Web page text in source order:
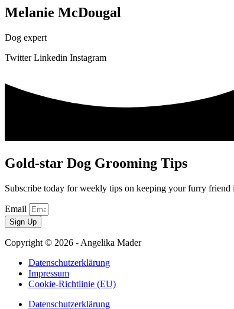
Melanie McDougal
Dog expert
Twitter Linkedin Instagram
Gold-star Dog Grooming Tips
Subscribe today for weekly tips on keeping your furry friend
Email
Sign Up
Copyright © 2026 - Angelika Mader
Datenschutzerklärung
Impressum
Cookie-Richtlinie (EU)
Datenschutzerklärung